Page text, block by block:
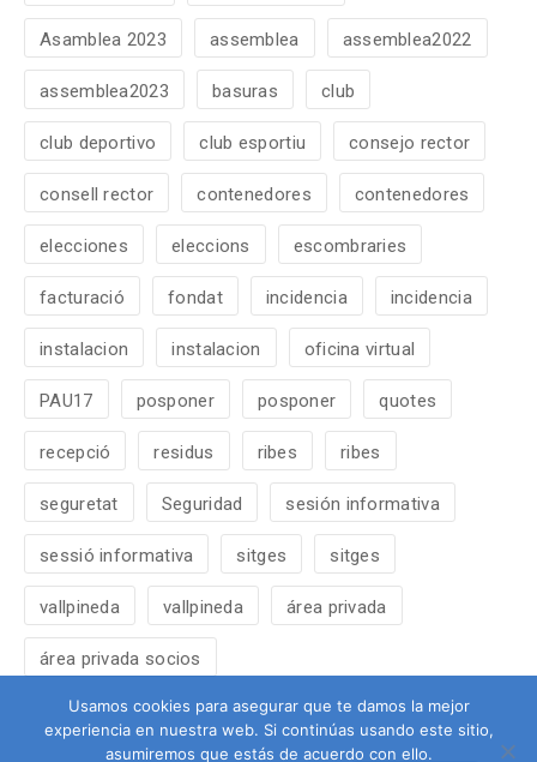
Asamblea 2023 assemblea assemblea2022
assemblea2023 basuras club
club deportivo club esportiu consejo rector
consell rector contenedores contenedores
elecciones eleccions escombraries
facturació fondat incidencia incidencia
instalacion instalacion oficina virtual
PAU17 posponer posponer quotes
recepció residus ribes ribes
seguretat Seguridad sesión informativa
sessió informativa sitges sitges
vallpineda vallpineda área privada
área privada socios
Usamos cookies para asegurar que te damos la mejor
experiencia en nuestra web. Si continúas usando este sitio,
asumiremos que estás de acuerdo con ello.